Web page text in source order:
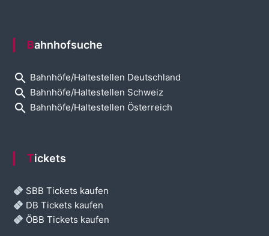
Bahnhofsuche
search Bahnhöfe/Haltestellen Deutschland
search Bahnhöfe/Haltestellen Schweiz
search Bahnhöfe/Haltestellen Österreich
Tickets
SBB Tickets kaufen
DB Tickets kaufen
ÖBB Tickets kaufen